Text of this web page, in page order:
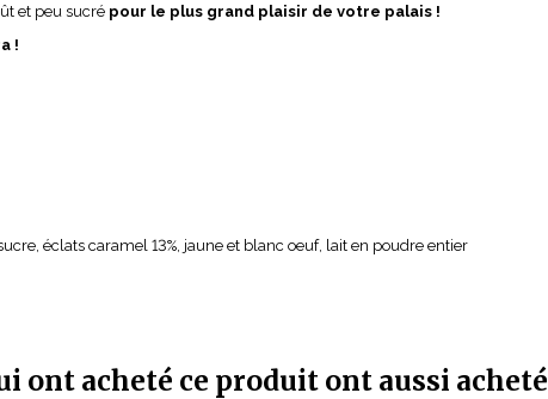
et peu sucré pour le plus grand plaisir de votre palais !
!
éclats caramel 13%, jaune et blanc oeuf, lait en poudre entier
ont acheté ce produit ont aussi acheté